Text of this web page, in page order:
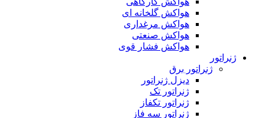
هواکش گلخانه ای
هواکش مرغداری
هواکش صنعتی
هواکش فشار قوی
ژنراتور
ژنراتور برق
دیزل ژنراتور
ژنراتور تک
ژنراتور تکفاز
ژنراتور سه فاز